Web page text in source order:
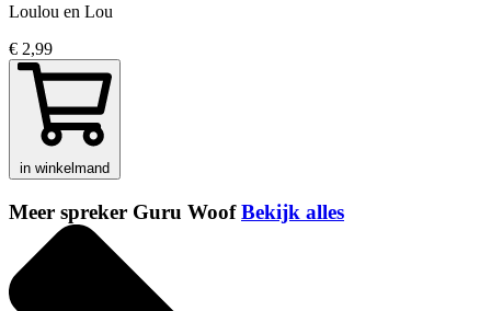
Loulou en Lou
€ 2,99
in winkelmand
Meer spreker Guru WoofBekijk alles